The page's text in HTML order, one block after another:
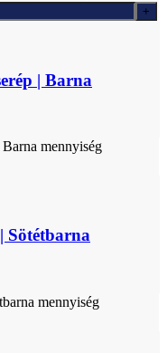
| Barna
mennyiség
Sötétbarna
mennyiség